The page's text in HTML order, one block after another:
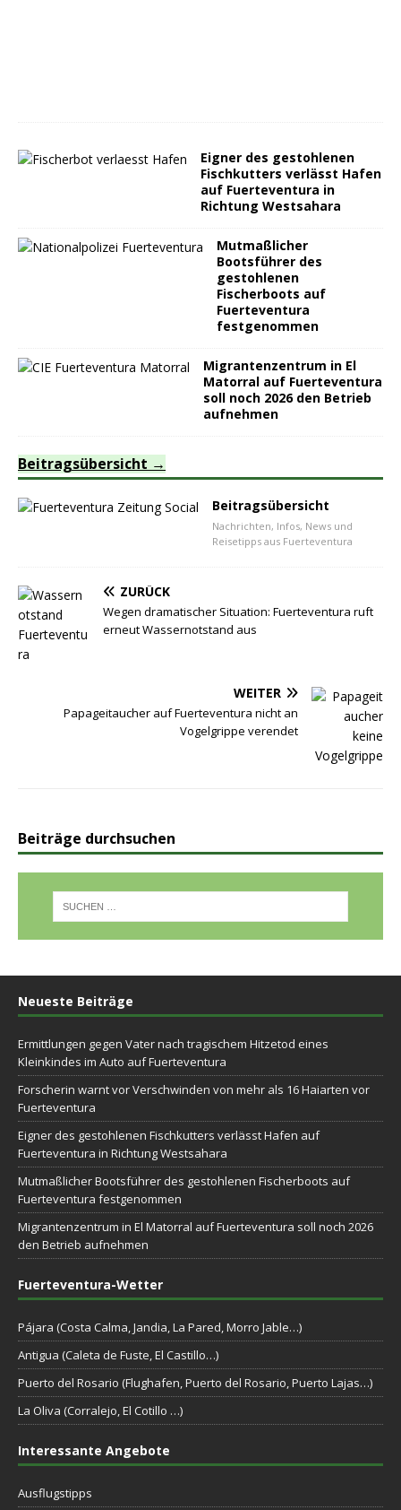
Eigner des gestohlenen
Fischkutters verlässt Hafen
auf Fuerteventura in
Richtung Westsahara
Mutmaßlicher
Bootsführer des
gestohlenen
Fischerboots auf
Fuerteventura
festgenommen
Migrantenzentrum in El
Matorral auf Fuerteventura
soll noch 2026 den Betrieb
aufnehmen
Beitragsübersicht
Beitragsübersicht
Nachrichten, Infos, News und
Reisetipps aus Fuerteventura
ZURÜCK
Wegen dramatischer Situation: Fuerteventura ruft
erneut Wassernotstand aus
WEITER
Papageitaucher auf Fuerteventura nicht an
Vogelgrippe verendet
Beiträge durchsuchen
Neueste Beiträge
Ermittlungen gegen Vater nach tragischem Hitzetod eines
Kleinkindes im Auto auf Fuerteventura
Forscherin warnt vor Verschwinden von mehr als 16 Haiarten vor
Fuerteventura
Eigner des gestohlenen Fischkutters verlässt Hafen auf
Fuerteventura in Richtung Westsahara
Mutmaßlicher Bootsführer des gestohlenen Fischerboots auf
Fuerteventura festgenommen
Migrantenzentrum in El Matorral auf Fuerteventura soll noch 2026
den Betrieb aufnehmen
Fuerteventura-Wetter
Pájara (Costa Calma, Jandia, La Pared, Morro Jable…)
Antigua (Caleta de Fuste, El Castillo…)
Puerto del Rosario (Flughafen, Puerto del Rosario, Puerto Lajas…)
La Oliva (Corralejo, El Cotillo …)
Interessante Angebote
Ausflugstipps